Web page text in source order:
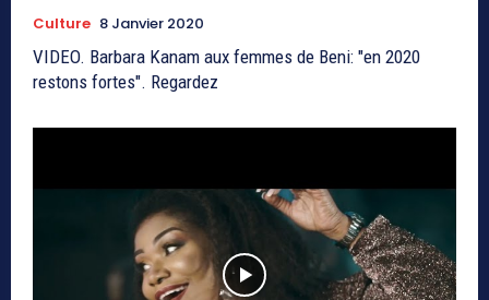
Culture 8 Janvier 2020
VIDEO. Barbara Kanam aux femmes de Beni: "en 2020
restons fortes". Regardez